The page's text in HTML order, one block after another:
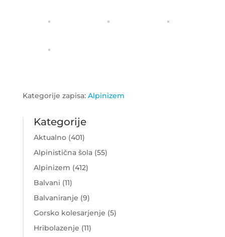
Kategorije zapisa: Alpinizem
Kategorije
Aktualno(401)
Alpinistična šola(55)
Alpinizem (412)
Balvani (11)
Balvaniranje (9)
Gorsko kolesarjenje (5)
Hribolazenje (11)